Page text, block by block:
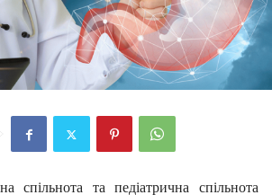
спільнота та педіатрична спільнота